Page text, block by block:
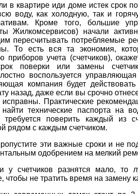
в квартире иди доме истек срок
воду, как холодную, так и
Кроме того, большие
Жилкомсервисов) начали
пересчитывать потребляемые
То есть вся та экономия,
приборов учета (счетчиков),
поверки или замены
воспользуется
компания будет
назад, даже если вы срочно
Практические
технические паспорта на
требуется поверить каждый из
рядом с каждым счетчиком.
эти важные сроки и не
одобрением на мелкий
у счетчиков разнятся мало, то
чтобы не тратить время на замену